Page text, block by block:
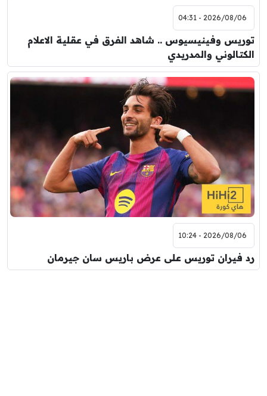
2026/08/06 - 04:31
توريس وفينيسيوس .. شاهد الفرق في عقلية الاعلام
الكتالوني والمدريدي
2026/08/06 - 10:24
رد فيران توريس على عرض باريس سان جيرمان